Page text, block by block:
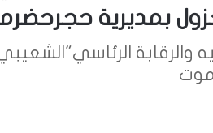
بمديرية
والرقابة
أغسطس 5, 2026
مكتب الصناعة بمحافظة لحج